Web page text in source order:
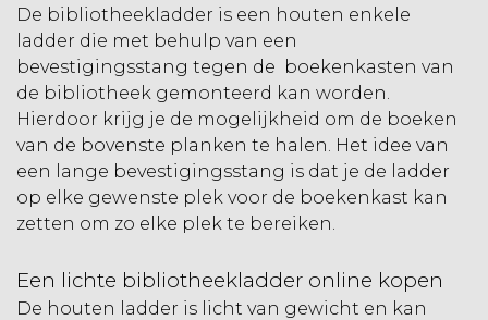
De bibliotheekladder is een houten enkele
ladder die met behulp van een
bevestigingsstang tegen de boekenkasten van
de bibliotheek gemonteerd kan worden.
Hierdoor krijg je de mogelijkheid om de boeken
van de bovenste planken te halen. Het idee van
een lange bevestigingsstang is dat je de ladder
op elke gewenste plek voor de boekenkast kan
zetten om zo elke plek te bereiken.
Een lichte bibliotheekladder online kopen
De houten ladder is licht van gewicht en kan